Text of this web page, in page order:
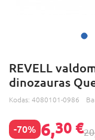
REVELL
dinozauras
Kodas: 4080101-0986
-70% 6,30 €